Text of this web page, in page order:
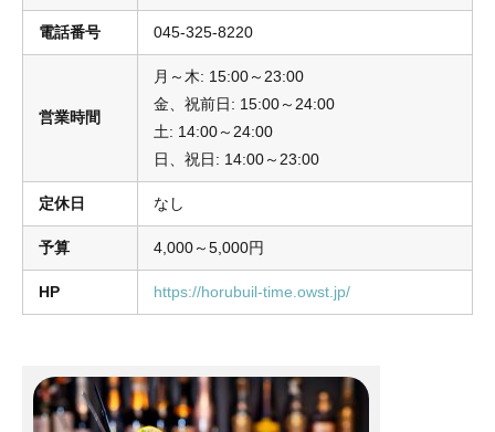
電話番号 045-325-8220
営業時間
月～木: 15:00～23:00
金、祝前日: 15:00～24:00
土: 14:00～24:00
日、祝日: 14:00～23:00
定休日 なし
予算 4,000～5,000円
HP https://horubuil-time.owst.jp/